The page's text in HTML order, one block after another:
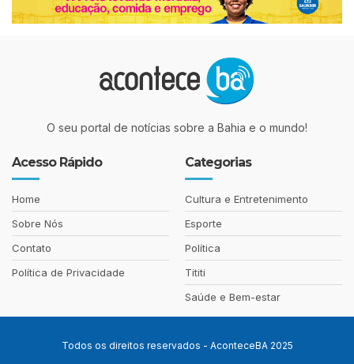
O seu portal de notícias sobre a Bahia e o mundo!
Acesso Rápido
Home
Sobre Nós
Contato
Política de Privacidade
Categorias
Cultura e Entretenimento
Esporte
Política
Tititi
Saúde e Bem-estar
Todos os direitos reservados - AconteceBA 2025